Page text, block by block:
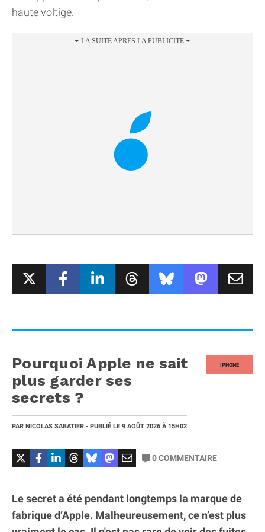
haute voltige.
IPHONE
Pourquoi Apple ne sait
plus garder ses
secrets ?
PAR NICOLAS SABATIER - PUBLIÉ LE 9 AOÛT 2026 À 15H02
0COMMENTAIRE
Le secret a été pendant longtemps la marque de
fabrique d’Apple. Malheureusement, ce n’est plus